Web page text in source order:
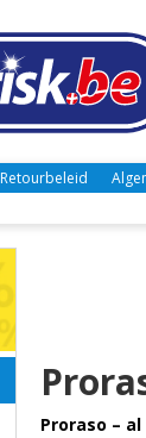
Retourbeleid
Proraso –